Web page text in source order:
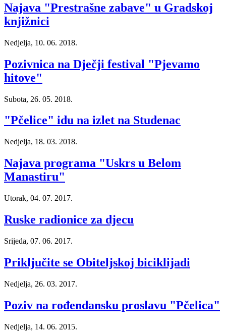
Najava "Prestrašne zabave" u Gradskoj
knjižnici
Nedjelja, 10. 06. 2018.
Pozivnica na Dječji festival "Pjevamo
hitove"
Subota, 26. 05. 2018.
"Pčelice" idu na izlet na Studenac
Nedjelja, 18. 03. 2018.
Najava programa "Uskrs u Belom
Manastiru"
Utorak, 04. 07. 2017.
Ruske radionice za djecu
Srijeda, 07. 06. 2017.
Priključite se Obiteljskoj biciklijadi
Nedjelja, 26. 03. 2017.
Poziv na rođendansku proslavu "Pčelica"
Nedjelja, 14. 06. 2015.